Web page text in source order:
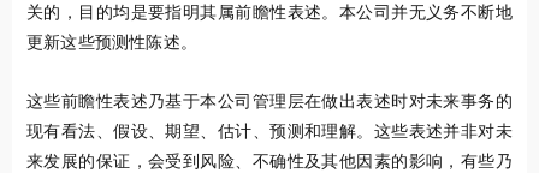
关的，目的均是要指明其属前瞻性表述。本公司并无义务不断地
更新这些预测性陈述。
这些前瞻性表述乃基于本公司管理层在做出表述时对未来事务的
现有看法、假设、期望、估计、预测和理解。这些表述并非对未
来发展的保证，会受到风险、不确性及其他因素的影响，有些乃